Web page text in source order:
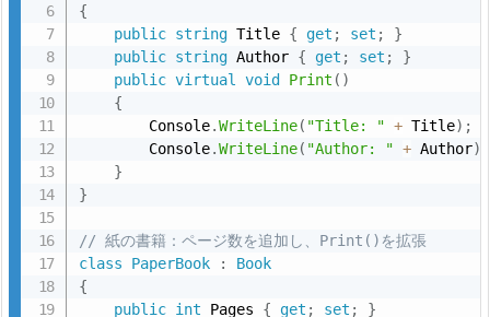
タ
ー
フ
ェ
イ
ス
を
使
う
3.
抽
{
public string Title { get ; set ;
}
public string Author { get ; set ;
}
public virtual void Print ( )
{
        Console
.WriteLine( "Title: " + Title) ;
        Console
.WriteLine( "Author: " + Author)
}
}
// 紙の書籍：ページ数を追加し、Print()を拡張
class
PaperBook :
Book
{
public int Pages { get ; set ;
}